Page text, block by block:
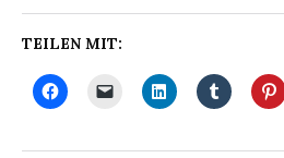
TEILEN MIT: